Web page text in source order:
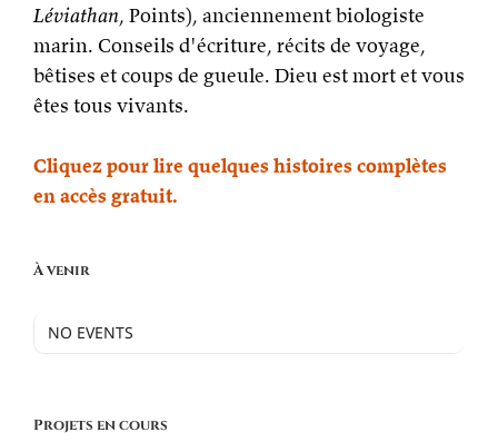
Léviathan, Points), anciennement biologiste
marin. Conseils d'écriture, récits de voyage,
bêtises et coups de gueule. Dieu est mort et vous
êtes tous vivants.
Cliquez pour lire quelques histoires complètes
en accès gratuit.
À venir
NO EVENTS
Projets en cours